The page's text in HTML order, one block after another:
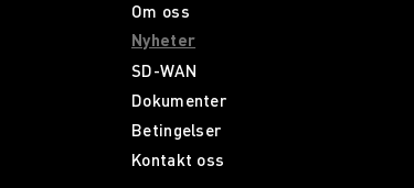
Om oss
Nyheter
SD-WAN
Dokumenter
Betingelser
Kontakt oss